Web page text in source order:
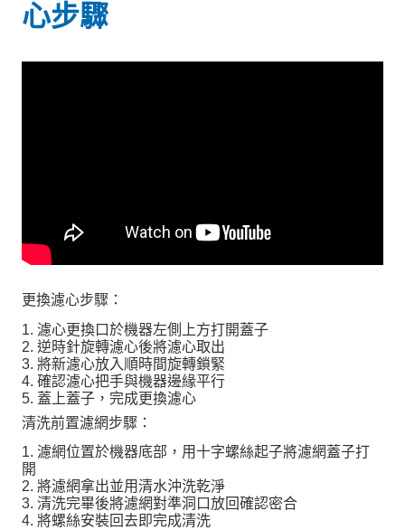
心步驟
更換濾心步驟：
濾心更換口於機器左側上方打開蓋子
逆時針旋轉濾心後將濾心取出
將新濾心放入順時間旋轉鎖緊
確認濾心把手與機器邊緣平行
蓋上蓋子，完成更換濾心
清洗前置濾網步驟：
濾網位置於機器底部，用十字螺絲起子將濾網蓋子打
開
將濾網拿出並用清水沖洗乾淨
清洗完畢後將濾網對準洞口放回確認密合
將螺絲安裝回去即完成清洗